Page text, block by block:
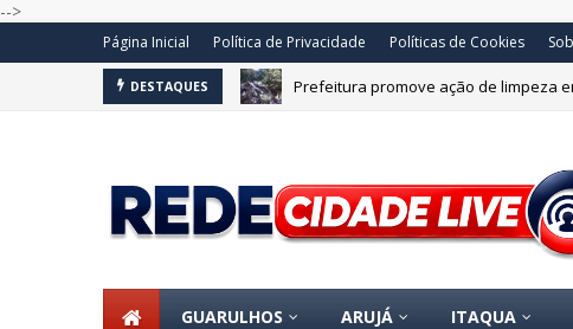
-->
Página Inicial Política de Privacidade Políticas de Cookies
DESTAQUES Prefeitura promove ação de limpeza
GUARULHOS ARUJÁ ITAQUA